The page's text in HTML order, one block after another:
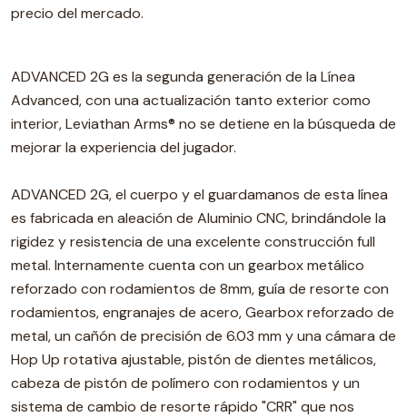
precio del mercado.
ADVANCED 2G es la segunda generación de la Línea
Advanced, con una actualización tanto exterior como
interior, Leviathan Arms® no se detiene en la búsqueda de
mejorar la experiencia del jugador.
ADVANCED 2G, el cuerpo y el guardamanos de esta línea
es fabricada en aleación de Aluminio CNC, brindándole la
rigidez y resistencia de una excelente construcción full
metal. Internamente cuenta con un gearbox metálico
reforzado con rodamientos de 8mm, guía de resorte con
rodamientos, engranajes de acero, Gearbox reforzado de
metal, un cañón de precisión de 6.03 mm y una cámara de
Hop Up rotativa ajustable, pistón de dientes metálicos,
cabeza de pistón de polímero con rodamientos y un
sistema de cambio de resorte rápido "CRR" que nos